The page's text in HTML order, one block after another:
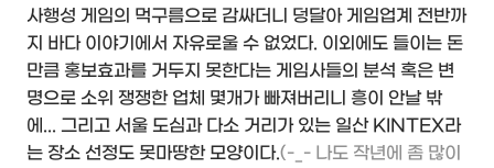
사행성 게임의 먹구름으로 감싸더니 덩달아 게임업계 전반까
지 바다 이야기에서 자유로울 수 없었다. 이외에도 들이는 돈
만큼 홍보효과를 거두지 못한다는 게임사들의 분석 혹은 변
명으로 소위 쟁쟁한 업체 몇개가 빠져버리니 흥이 안날 밖
에... 그리고 서울 도심과 다소 거리가 있는 일산 KINTEX라
는 장소 선정도 못마땅한 모양이다.(-_- 나도 작년에 좀 많이